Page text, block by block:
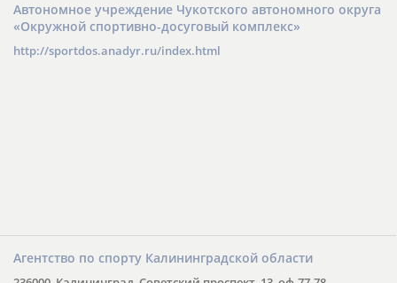
Автономное учреждение Чукотского автономного округа
«Окружной спортивно-досуговый комплекс»
http://sportdos.anadyr.ru/index.html
Агентство по спорту Калининградской области